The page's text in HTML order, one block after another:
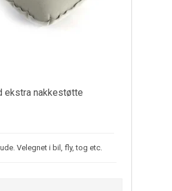
ekstra nakkestøtte
Velegnet i bil, fly, tog etc.